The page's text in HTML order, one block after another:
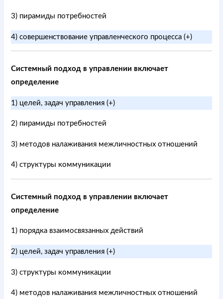
3) пирамиды потребностей
4) совершенствование управленческого процесса (+)
Системный подход в управлении включает
определение
1) целей, задач управления (+)
2) пирамиды потребностей
3) методов налаживания межличностных отношений
4) структуры коммуникации
Системный подход в управлении включает
определение
1) порядка взаимосвязанных действий
2) целей, задач управления (+)
3) структуры коммуникации
4) методов налаживания межличностных отношений